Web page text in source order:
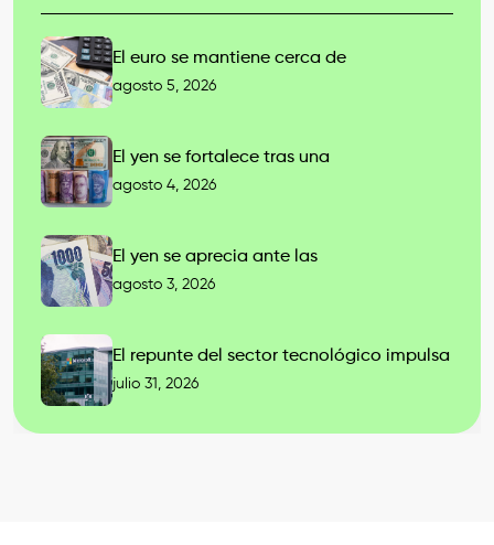
El euro se mantiene cerca de
agosto 5, 2026
El yen se fortalece tras una
agosto 4, 2026
El yen se aprecia ante las
agosto 3, 2026
El repunte del sector tecnológico impulsa
julio 31, 2026